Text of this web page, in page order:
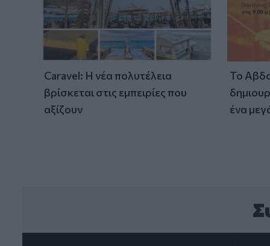
Caravel: Η νέα πολυτέλεια
βρίσκεται στις εμπειρίες που
αξίζουν
Το
ένα